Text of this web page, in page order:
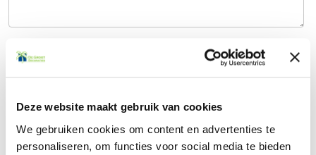
Deze website maakt gebruik van cookies
We gebruiken cookies om content en advertenties te
personaliseren, om functies voor social media te bieden
Verzenden
Contact